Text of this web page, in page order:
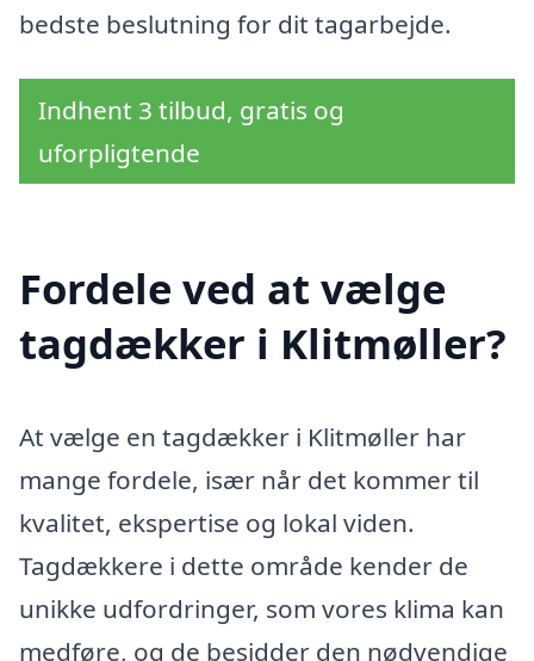
bedste beslutning for dit tagarbejde.
Indhent 3 tilbud, gratis og
uforpligtende
Fordele ved at vælge
tagdækker i Klitmøller?
At vælge en tagdækker i Klitmøller har
mange fordele, især når det kommer til
kvalitet, ekspertise og lokal viden.
Tagdækkere i dette område kender de
unikke udfordringer, som vores klima kan
medføre, og de besidder den nødvendige